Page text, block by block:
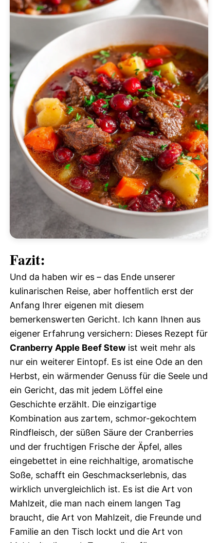
Fazit:
Und da haben wir es – das Ende unserer
kulinarischen Reise, aber hoffentlich erst der
Anfang Ihrer eigenen mit diesem
bemerkenswerten Gericht. Ich kann Ihnen aus
eigener Erfahrung versichern: Dieses Rezept für
Cranberry Apple Beef Stew ist weit mehr als
nur ein weiterer Eintopf. Es ist eine Ode an den
Herbst, ein wärmender Genuss für die Seele und
ein Gericht, das mit jedem Löffel eine
Geschichte erzählt. Die einzigartige
Kombination aus zartem, schmor-gekochtem
Rindfleisch, der süßen Säure der Cranberries
und der fruchtigen Frische der Äpfel, alles
eingebettet in eine reichhaltige, aromatische
Soße, schafft ein Geschmackserlebnis, das
wirklich unvergleichlich ist. Es ist die Art von
Mahlzeit, die man nach einem langen Tag
braucht, die Art von Mahlzeit, die Freunde und
Familie an den Tisch lockt und die Art von